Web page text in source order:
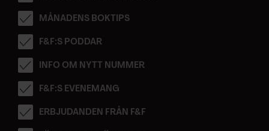
MÅNADENS BOKTIPS
F&F:S PODDAR
INFO OM NYTT NUMMER
F&F:S EVENEMANG
ERBJUDANDEN FRÅN F&F